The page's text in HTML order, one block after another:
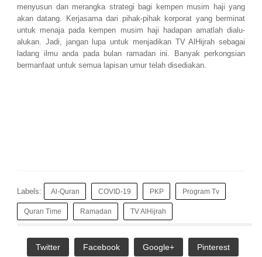
menyusun dan merangka strategi bagi kempen musim haji yang
akan datang. Kerjasama dari pihak-pihak korporat yang berminat
untuk menaja pada kempen musim haji hadapan amatlah dialu-
alukan. Jadi, jangan lupa untuk menjadikan TV AlHijrah sebagai
ladang ilmu anda pada bulan ramadan ini. Banyak perkongsian
bermanfaat untuk semua lapisan umur telah disediakan.
Labels: Al-Quran COVID-19 PKP Program Tv
Quran Time Ramadan TV AlHijrah
Twitter Facebook Google+ Pinterest